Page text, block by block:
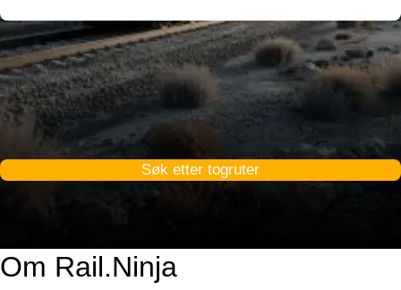
Søk etter togruter
Om Rail.Ninja